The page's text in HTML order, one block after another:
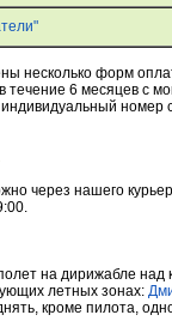
несколько форм
течение 6 месяцев с
через нашего
на дирижабле
летных зонах:
кроме пилота,